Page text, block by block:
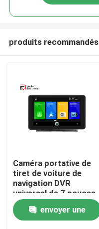
Produits
A propos de nous
produits recommandés
Caméra portative de
tiret de voiture de
navigation DVR
universel de 7 pouces
pour le camion de
voiture envoyer une